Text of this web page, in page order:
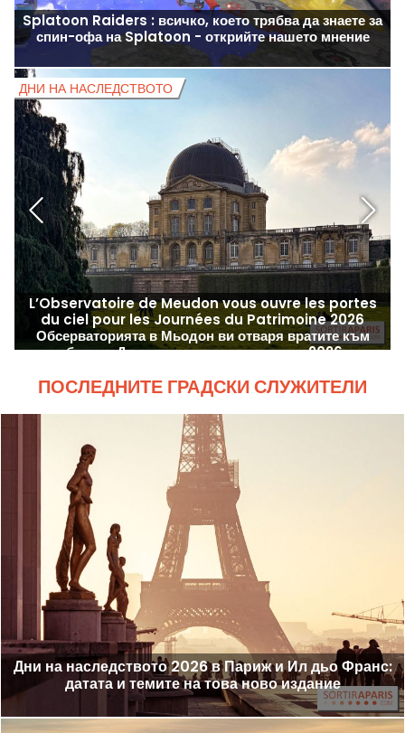
Splatoon Raiders : всичко, което трябва да знаете за
спин-офа на Splatoon - открийте нашето мнение
L’Observatoire de Meudon vous ouvre les portes
du ciel pour les Journées du Patrimoine 2026
Обсерваторията в Мьодон ви отваря вратите към
небето за Дните на наследството през 2026 г.
ДНИ НА НАСЛЕДСТВОТО
ПОСЛЕДНИТЕ ГРАДСКИ СЛУЖИТЕЛИ
Дни на наследството 2026 в Париж и Ил дьо Франс:
датата и темите на това ново издание